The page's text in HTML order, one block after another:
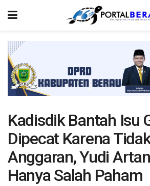
Kadisdik Bantah Isu
Dipecat Karena
Anggaran, Yudi
Hanya Salah Paham